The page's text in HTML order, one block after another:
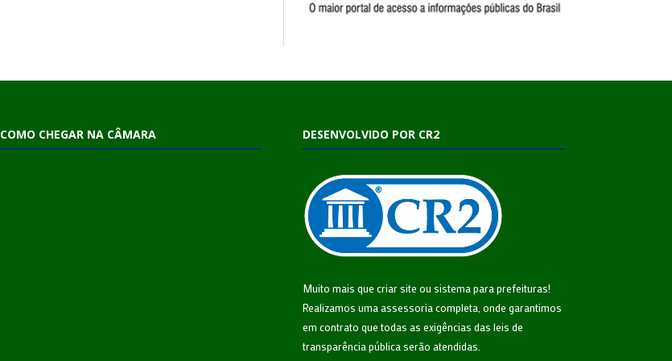
COMO CHEGAR NA CÂMARA DESENVOLVIDO POR CR2
Muito mais que criar site ou sistema para prefeituras!
Realizamos uma assessoria completa, onde garantimos
em contrato que todas as exigências das leis de
transparência pública serão atendidas.